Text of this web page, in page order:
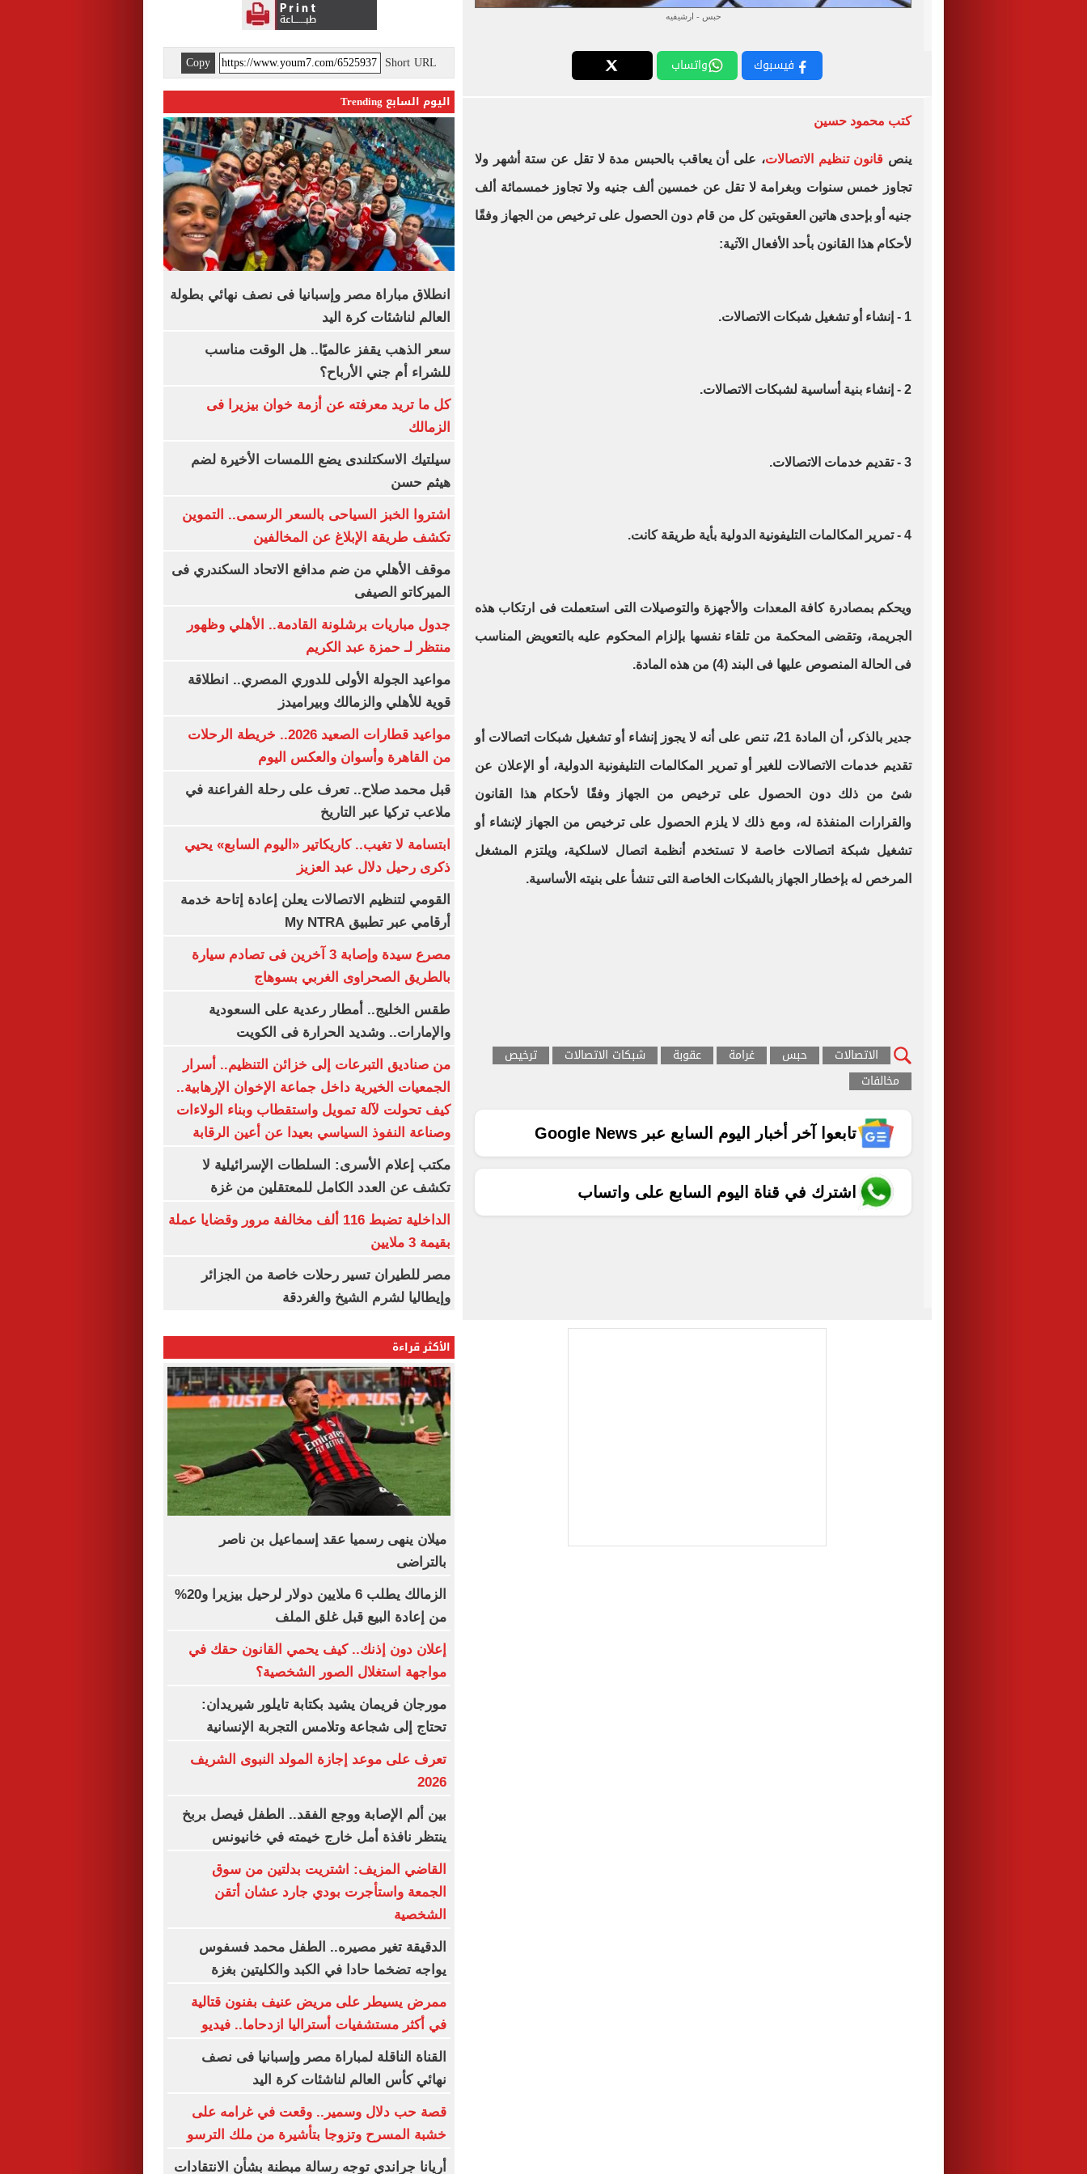
حبس - ارشيفيه
فيسبوك واتساب
كتب محمود حسين
ينص قانون تنظيم الاتصالات، على أن يعاقب بالحبس مدة لا تقل عن ستة أشهر ولا
تجاوز خمس سنوات وبغرامة لا تقل عن خمسين ألف جنيه ولا تجاوز خمسمائة ألف
جنيه أو بإحدى هاتين العقوبتين كل من قام دون الحصول على ترخيص من الجهاز وفقًا
لأحكام هذا القانون بأحد الأفعال الآتية:
1 - إنشاء أو تشغيل شبكات الاتصالات.
2 - إنشاء بنية أساسية لشبكات الاتصالات.
3 - تقديم خدمات الاتصالات.
4 - تمرير المكالمات التليفونية الدولية بأية طريقة كانت.
ويحكم بمصادرة كافة المعدات والأجهزة والتوصيلات التى استعملت فى ارتكاب هذه
الجريمة، وتقضى المحكمة من تلقاء نفسها بإلزام المحكوم عليه بالتعويض المناسب
فى الحالة المنصوص عليها فى البند (4) من هذه المادة.
جدير بالذكر، أن المادة 21، تنص على أنه لا يجوز إنشاء أو تشغيل شبكات اتصالات أو
تقديم خدمات الاتصالات للغير أو تمرير المكالمات التليفونية الدولية، أو الإعلان عن
شئ من ذلك دون الحصول على ترخيص من الجهاز وفقًا لأحكام هذا القانون
والقرارات المنفذة له، ومع ذلك لا يلزم الحصول على ترخيص من الجهاز لإنشاء أو
تشغيل شبكة اتصالات خاصة لا تستخدم أنظمة اتصال لاسلكية، ويلتزم المشغل
المرخص له بإخطار الجهاز بالشبكات الخاصة التى تنشأ على بنيته الأساسية.
الاتصالات حبس غرامة عقوبة شبكات الاتصالات
ترخيص
مخالفات
تابعوا آخر أخبار اليوم السابع عبر Google News
اشترك في قناة اليوم السابع على واتساب
Short URL
Copy
اليوم السابع Trending
انطلاق مباراة مصر وإسبانيا فى نصف نهائي بطولة
العالم لناشئات كرة اليد
سعر الذهب يقفز عالميًا.. هل الوقت مناسب
للشراء أم جني الأرباح؟
كل ما تريد معرفته عن أزمة خوان بيزيرا فى
الزمالك
سيلتيك الاسكتلندى يضع اللمسات الأخيرة لضم
هيثم حسن
اشتروا الخبز السياحى بالسعر الرسمى.. التموين
تكشف طريقة الإبلاغ عن المخالفين
موقف الأهلي من ضم مدافع الاتحاد السكندري فى
الميركاتو الصيفى
جدول مباريات برشلونة القادمة.. الأهلي وظهور
منتظر لـ حمزة عبد الكريم
مواعيد الجولة الأولى للدوري المصري.. انطلاقة
قوية للأهلي والزمالك وبيراميدز
مواعيد قطارات الصعيد 2026.. خريطة الرحلات
من القاهرة وأسوان والعكس اليوم
قبل محمد صلاح.. تعرف على رحلة الفراعنة في
ملاعب تركيا عبر التاريخ
ابتسامة لا تغيب.. كاريكاتير «اليوم السابع» يحيي
ذكرى رحيل دلال عبد العزيز
القومي لتنظيم الاتصالات يعلن إعادة إتاحة خدمة
أرقامي عبر تطبيق My NTRA
مصرع سيدة وإصابة 3 آخرين فى تصادم سيارة
بالطريق الصحراوى الغربي بسوهاج
طقس الخليج.. أمطار رعدية على السعودية
والإمارات.. وشديد الحرارة فى الكويت
من صناديق التبرعات إلى خزائن التنظيم.. أسرار
الجمعيات الخيرية داخل جماعة الإخوان الإرهابية..
كيف تحولت لآلة تمويل واستقطاب وبناء الولاءات
وصناعة النفوذ السياسي بعيدا عن أعين الرقابة
مكتب إعلام الأسرى: السلطات الإسرائيلية لا
تكشف عن العدد الكامل للمعتقلين من غزة
الداخلية تضبط 116 ألف مخالفة مرور وقضايا عملة
بقيمة 3 ملايين
مصر للطيران تسير رحلات خاصة من الجزائر
وإيطاليا لشرم الشيخ والغردقة
الأكثر قراءة
ميلان ينهى رسميا عقد إسماعيل بن ناصر
بالتراضى
الزمالك يطلب 6 ملايين دولار لرحيل بيزيرا و20%
من إعادة البيع قبل غلق الملف
إعلان دون إذنك.. كيف يحمي القانون حقك في
مواجهة استغلال الصور الشخصية؟
مورجان فريمان يشيد بكتابة تايلور شيريدان:
تحتاج إلى شجاعة وتلامس التجربة الإنسانية
تعرف على موعد إجازة المولد النبوى الشريف
2026
بين ألم الإصابة ووجع الفقد.. الطفل فيصل بربخ
ينتظر نافذة أمل خارج خيمته في خانيونس
القاضي المزيف: اشتريت بدلتين من سوق
الجمعة واستأجرت بودي جارد عشان أتقن
الشخصية
الدقيقة تغير مصيره.. الطفل محمد فسفوس
يواجه تضخما حادا في الكبد والكليتين بغزة
ممرض يسيطر على مريض عنيف بفنون قتالية
في أكثر مستشفيات أستراليا ازدحاما.. فيديو
القناة الناقلة لمباراة مصر وإسبانيا فى نصف
نهائي كأس العالم لناشئات كرة اليد
قصة حب دلال وسمير.. وقعت في غرامه على
خشبة المسرح وتزوجا بتأشيرة من ملك الترسو
أريانا جراندي توجه رسالة مبطنة بشأن الانتقادات